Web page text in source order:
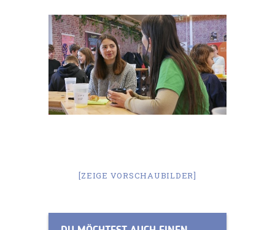
[ZEIGE VORSCHAUBILDER]